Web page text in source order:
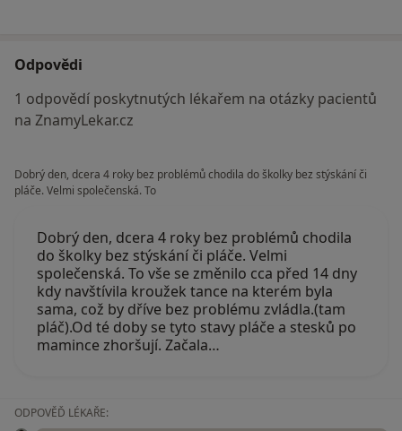
Odpovědi
1 odpovědí poskytnutých lékařem na otázky pacientů
na ZnamyLekar.cz
Dobrý den, dcera 4 roky bez problémů chodila do školky bez stýskání či
pláče. Velmi společenská. To
Dobrý den, dcera 4 roky bez problémů chodila
do školky bez stýskání či pláče. Velmi
společenská. To vše se změnilo cca před 14 dny
kdy navštívila kroužek tance na kterém byla
sama, což by dříve bez problému zvládla.(tam
pláč).Od té doby se tyto stavy pláče a stesků po
mamince zhoršují. Začala…
ODPOVĚĎ LÉKAŘE: